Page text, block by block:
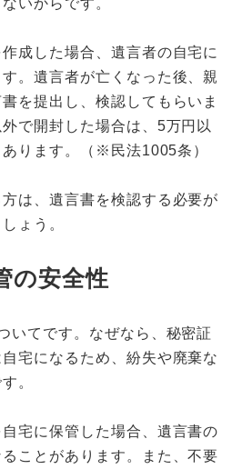
いからです。
成した場合、遺言者の自宅に
。遺言者が亡くなった後、親
を提出し、検認してもらいま
で開封した場合は、5万円以
ります。（※民法1005条）
は、遺言書を検認する必要が
ょう。
の安全性
いてです。なぜなら、秘密証
宅になるため、紛失や廃棄な
。
宅に保管した場合、遺言書の
ことがあります。また、不要